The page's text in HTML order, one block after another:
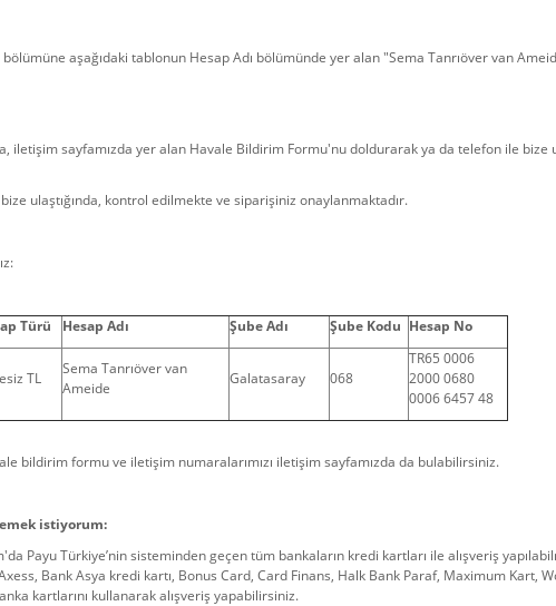
bölümüne aşağıdaki tablonun Hesap Adı bölümünde yer alan "Sema Tanrıöver van
iletişim sayfamızda yer alan Havale Bildirim Formu'nu doldurarak ya da telefon ile bize
ulaştığında, kontrol edilmekte ve siparişiniz onaylanmaktadır.
Türü Hesap Adı Şube Adı Şube Kodu Hesap No
TL
Sema Tanrıöver van
Ameide
Galatasaray 068
TR65 0006
2000 0680
0006 6457 48
bildirim formu ve iletişim numaralarımızı iletişim sayfamızda da bulabilirsiniz.
istiyorum:
Payu Türkiye’nin sisteminden geçen tüm bankaların kredi kartları ile alışveriş
Bank Asya kredi kartı, Bonus Card, Card Finans, Halk Bank Paraf, Maximum Kart,
kartlarını kullanarak alışveriş yapabilirsiniz.